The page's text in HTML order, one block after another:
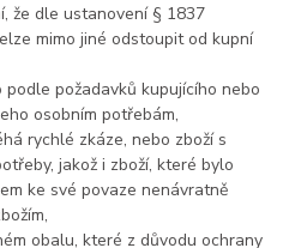
že dle ustanovení § 1837
mimo jiné odstoupit od kupní
podle požadavků kupujícího nebo
osobním potřebám,
rychlé zkáze, nebo zboží s
jakož i zboží, které bylo
ke své povaze nenávratně
obalu, které z důvodu ochrany